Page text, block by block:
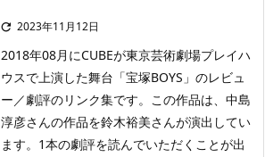
 2023年11月12日
2018年08月にCUBEが東京芸術劇場プレイハ
ウスで上演した舞台「宝塚BOYS」のレビュ
ー／劇評のリンク集です。この作品は、中島
淳彦さんの作品を鈴木裕美さんが演出してい
ます。1本の劇評を読んでいただくことが出